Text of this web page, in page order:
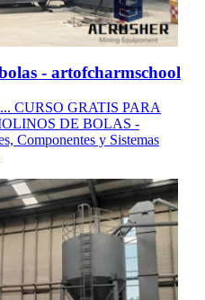
- artofcharmschool
CURSO GRATIS PARA
DE BOLAS -
Componentes y Sistemas